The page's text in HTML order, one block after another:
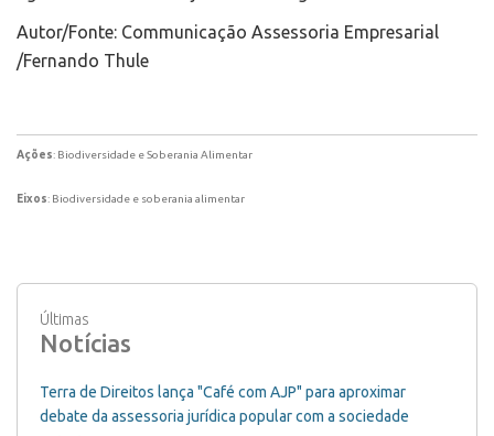
Autor/Fonte: Communicação Assessoria Empresarial
/Fernando Thule
Ações: Biodiversidade e Soberania Alimentar
Eixos: Biodiversidade e soberania alimentar
Últimas
Notícias
Terra de Direitos lança "Café com AJP" para aproximar
debate da assessoria jurídica popular com a sociedade